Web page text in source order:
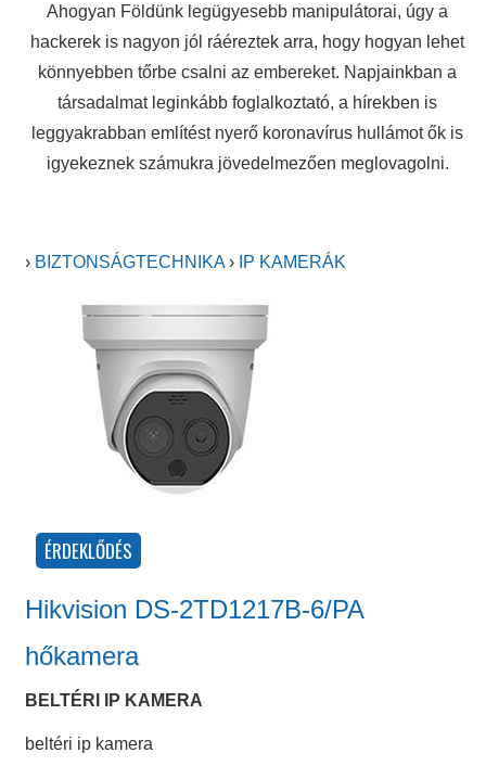
Ahogyan Földünk legügyesebb manipulátorai, úgy a
hackerek is nagyon jól ráéreztek arra, hogy hogyan lehet
könnyebben tőrbe csalni az embereket. Napjainkban a
társadalmat leginkább foglalkoztató, a hírekben is
leggyakrabban említést nyerő koronavírus hullámot ők is
igyekeznek számukra jövedelmezően meglovagolni.
› BIZTONSÁGTECHNIKA› IP KAMERÁK
Hikvision DS-2TD1217B-6/PA
hőkamera
BELTÉRI IP KAMERA
beltéri ip kamera